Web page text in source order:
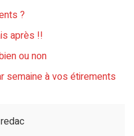
?
après !!
ou non
semaine à vos étirements